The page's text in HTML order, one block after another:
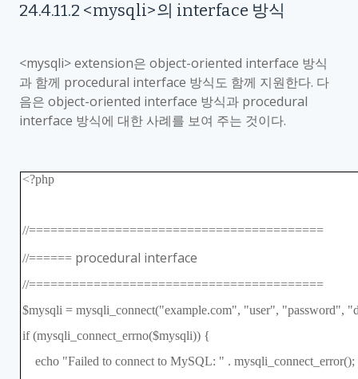
24.4.11.2 <mysqli>의 interface 방식
<mysqli> extension은 object-oriented interface 방식
과 함께 procedural interface 방식도 함께 지원한다. 다
음은 object-oriented interface 방식과 procedural
interface 방식에 대한 사례를 보여 주는 것이다.
<?php
//=========================================
//====== procedural interface
//=========================================
$mysqli = mysqli_connect("example.com", "user", "password",
if (mysqli_connect_errno($mysqli)) {
echo "Failed to connect to MySQL: " . mysqli_connect_error();